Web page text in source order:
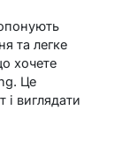
та легке
хочете
Це
і виглядати